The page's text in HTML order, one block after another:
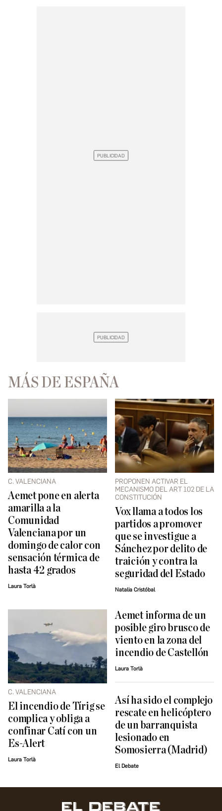
MÁS DE ESPAÑA
C. VALENCIANA
Aemet pone en alerta
amarilla a la
Comunidad
Valenciana por un
domingo de calor con
sensación térmica de
hasta 42 grados
Laura Torlà
PROPONEN ACTIVAR EL
MECANISMO DEL ART 102 DE LA
CONSTITUCIÓN
Vox llama a todos los
partidos a promover
que se investigue a
Sánchez por delito de
traición y contra la
seguridad del Estado
Natalia Cristóbal
C. VALENCIANA
El incendio de Tírig se
complica y obliga a
confinar Catí con un
Es-Alert
Laura Torlà
Aemet informa de un
posible giro brusco de
viento en la zona del
incendio de Castellón
Laura Torlà
Así ha sido el complejo
rescate en helicóptero
de un barranquista
lesionado en
Somosierra (Madrid)
El Debate